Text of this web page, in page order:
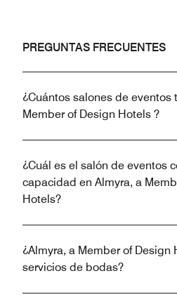
PREGUNTAS FRECUENTES
¿Cuántos salones de eventos
Member of Design Hotels ?
¿Cuál es el salón de eventos
capacidad en Almyra, a
Hotels?
¿Almyra, a Member of Design
servicios de bodas?